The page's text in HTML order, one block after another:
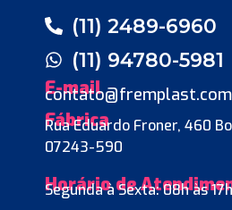
(11) 2489-6960
(11) 94780-5981
E-mail
Fábrica
Rua Eduardo Froner, 460
07243-590
Horário de
Segunda à Sexta: 08h às 17h